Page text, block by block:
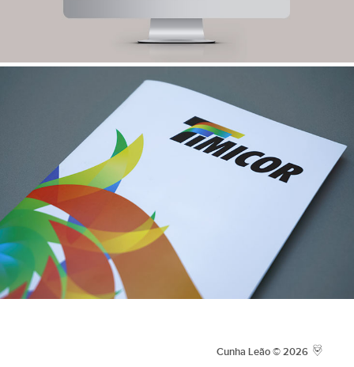
Cunha Leão © 2026